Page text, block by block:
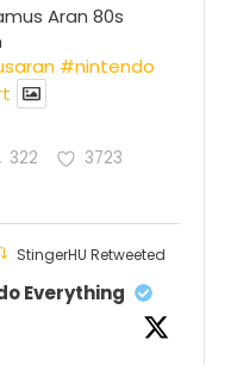
Aran 80s
#nintendo
322 3723
StingerHU Retweeted
Everything